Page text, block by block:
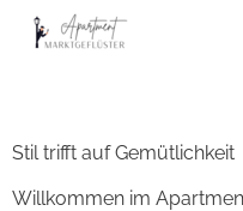
Stil trifft auf Gemütlichkeit
Willkommen im